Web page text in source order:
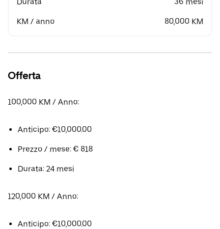
KM / anno 80,000 KM
Offerta
100,000 KM / Anno:
Anticipo: €10,000.00
Prezzo / mese: € 818
Durata: 24 mesi
120,000 KM / Anno:
Anticipo: €10,000.00